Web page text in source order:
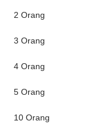
2 Orang
3 Orang
4 Orang
5 Orang
10 Orang